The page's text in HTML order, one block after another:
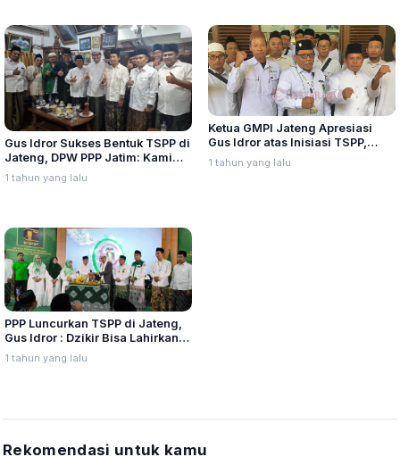
Gus Idror Sukses Bentuk TSPP di
Jateng, DPW PPP Jatim: Kami
Ikut Bergerak Pembentukan di
Jatim Bulan Depan
1 tahun yang lalu
Ketua GMPI Jateng Apresiasi
Gus Idror atas Inisiasi TSPP,
Dorong Agenda Rutin Per Dapil
1 tahun yang lalu
PPP Luncurkan TSPP di Jateng,
Gus Idror : Dzikir Bisa Lahirkan
Gagasan Bangsa
1 tahun yang lalu
Rekomendasi untuk kamu